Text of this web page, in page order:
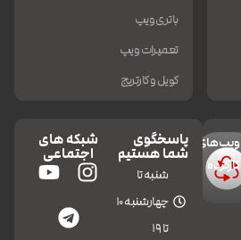
باتری ویپ
تعمیرات ویپ
کویل و کارتریج
ویپ‌های
کارکرده
پاسخگوی
شما هستیم
شنبه تا
چهارشنبه 10
تا 19
شبکه های
اجتماعی